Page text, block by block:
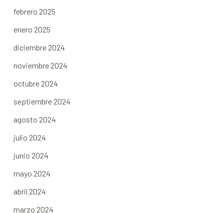
febrero 2025
enero 2025
diciembre 2024
noviembre 2024
octubre 2024
septiembre 2024
agosto 2024
julio 2024
junio 2024
mayo 2024
abril 2024
marzo 2024